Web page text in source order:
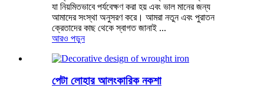
যা নিয়মিতভাবে পর্যবেক্ষণ করা হয় এবং ভাল মানের জন্য
আমাদের সংস্থা অনুসরণ করে। আমরা নতুন এবং পুরাতন
ক্রেতাদের কাছ থেকে স্বাগত জানাই ...
আরও পড়ুন
পেটা লোহার আলংকারিক নকশা